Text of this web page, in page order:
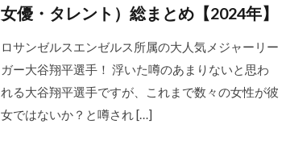
女優・タレント）総まとめ【2024年】
ロサンゼルスエンゼルス所属の大人気メジャーリー
ガー大谷翔平選手！ 浮いた噂のあまりないと思わ
れる大谷翔平選手ですが、これまで数々の女性が彼
女ではないか？と噂され […]